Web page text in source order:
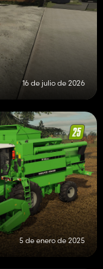
16 de julio de 2026
5 de enero de 2025